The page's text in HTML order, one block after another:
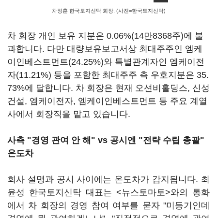
차정훈 한국토지신탁 회장. (사진=한국토지신탁)
차 회장 개인 보유 지분은 0.06%(14만8368주)에 불
과합니다. 다만 대량보유보고서상 최대주주인 엠케
이인베스트먼트(24.25%)와 특별관계자인 엠케이전
자(11.21%) 등을 포함한 최대주주 측 우호지분은 35.
73%에 달합니다. 차 회장은 현재 오션비홀딩스, 신성
건설, 엠케이전자, 엠케이인베스트먼트 등 주요 계열
사에서 회장직을 맡고 있습니다.
사측 "경영 관여 안 해" vs 공시엔 "전략 수립 총괄"
온도차
회사 설명과 공시 사이에는 온도차가 감지됩니다. 최
윤성 한국토지신탁 대표는 <뉴스토마토>와의 통화
에서 차 회장의 경영 참여 여부를 묻자 "미등기인데